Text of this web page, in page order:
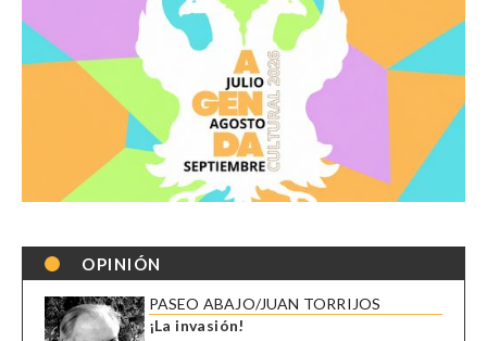
OPINIÓN
PASEO ABAJO/JUAN TORRIJOS
¡La invasión!